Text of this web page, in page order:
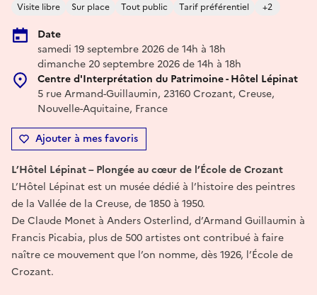
Visite libre Sur place Tout public Tarif préférentiel +2
Date
samedi 19 septembre 2026 de 14h à 18h
dimanche 20 septembre 2026 de 14h à 18h
Centre d'Interprétation du Patrimoine - Hôtel Lépinat
5 rue Armand-Guillaumin, 23160 Crozant, Creuse,
Nouvelle-Aquitaine, France
Ajouter à mes favoris
L’Hôtel Lépinat – Plongée au cœur de l’École de Crozant
L’Hôtel Lépinat est un musée dédié à l’histoire des peintres
de la Vallée de la Creuse, de 1850 à 1950.
De Claude Monet à Anders Osterlind, d’Armand Guillaumin à
Francis Picabia, plus de 500 artistes ont contribué à faire
naître ce mouvement que l’on nomme, dès 1926, l’École de
Crozant.